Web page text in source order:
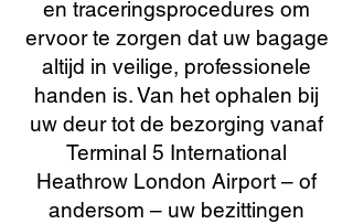
en traceringsprocedures om
ervoor te zorgen dat uw bagage
altijd in veilige, professionele
handen is. Van het ophalen bij
uw deur tot de bezorging vanaf
Terminal 5 International
Heathrow London Airport – of
andersom – uw bezittingen